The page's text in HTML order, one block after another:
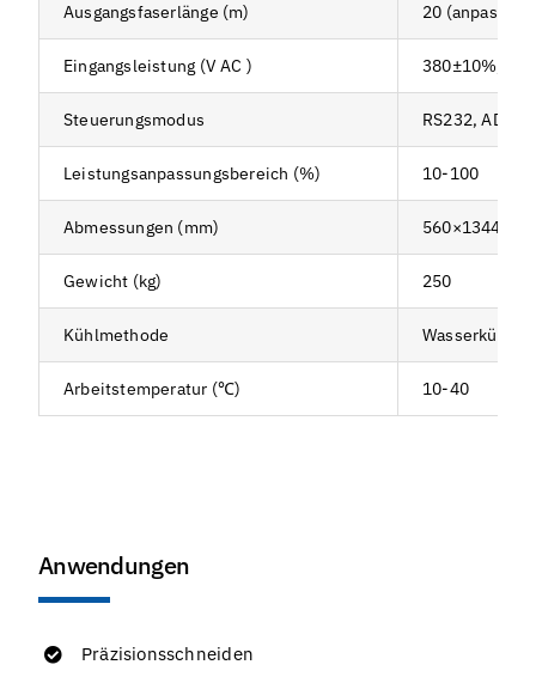
Ausgangsfaserlänge (m) 20 (anpassbar)
Eingangsleistung (V AC ) 380±10%,
Steuerungsmodus RS232, AD,
Leistungsanpassungsbereich (%) 10-100
Abmessungen (mm)
Gewicht (kg) 250
Kühlmethode
Arbeitstemperatur (℃) 10-40
Anwendungen
Präzisionsschneiden